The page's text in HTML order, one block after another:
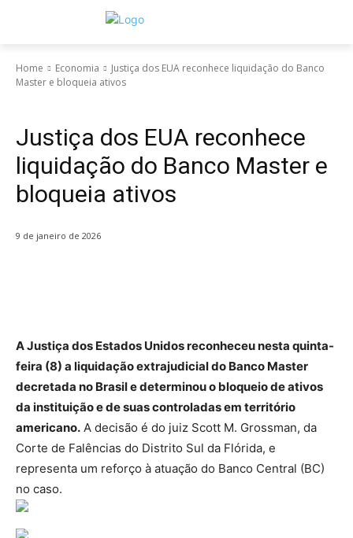
Home Economia
Justiça dos EUA reconhece liquidação do Banco
Master e bloqueia ativos
Justiça dos EUA reconhece
liquidação do Banco Master e
bloqueia ativos
9 de janeiro de 2026
A Justiça dos Estados Unidos reconheceu nesta quinta-
feira (8) a liquidação extrajudicial do Banco Master
decretada no Brasil e determinou o bloqueio de ativos
da instituição e de suas controladas em território
americano. A decisão é do juiz Scott M. Grossman, da
Corte de Falências do Distrito Sul da Flórida, e
representa um reforço à atuação do Banco Central (BC)
no caso.